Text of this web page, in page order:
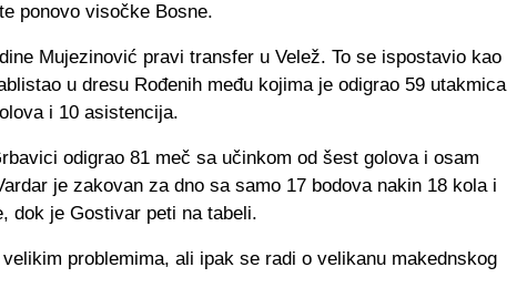
ponovo visočke Bosne.
Mujezinović pravi transfer u Velež. To se ispostavio kao
u dresu Rođenih među kojima je odigrao 59 utakmica
i 10 asistencija.
odigrao 81 meč sa učinkom od šest golova i osam
je zakovan za dno sa samo 17 bodova nakin 18 kola i
dok je Gostivar peti na tabeli.
problemima, ali ipak se radi o velikanu makednskog